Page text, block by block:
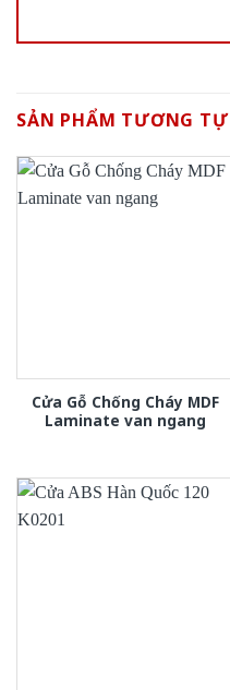
SẢN PHẨM TƯƠNG TỰ
Cửa Gỗ Chống Cháy MDF
Laminate van ngang